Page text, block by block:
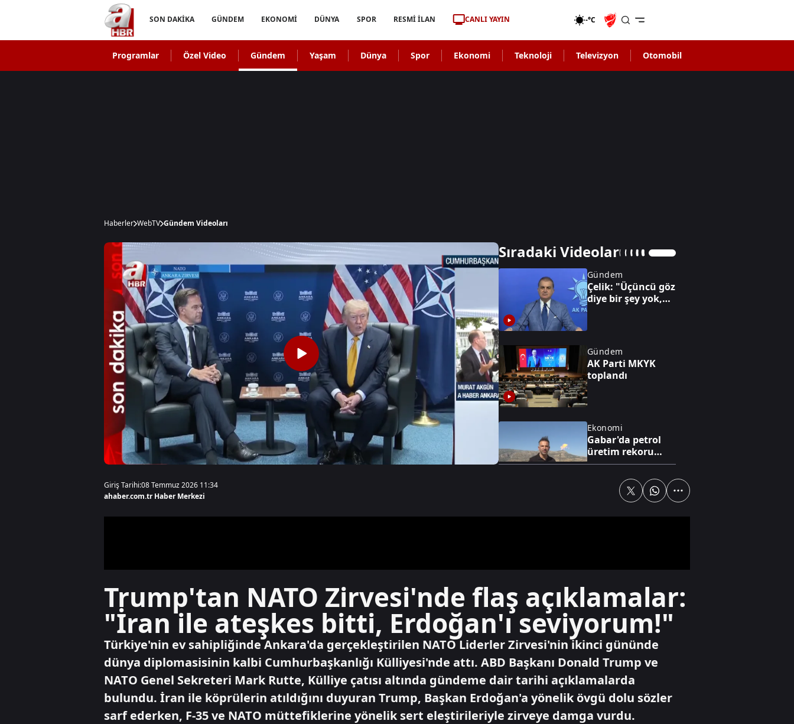
SON DAKİKA GÜNDEM EKONOMİ DÜNYA SPOR RESMİ İLAN CANLI YAYIN -°C
Programlar Özel Video Gündem Yaşam Dünya Spor Ekonomi Teknoloji Televizyon Otomobil
Haberler WebTV Gündem Videoları
Sıradaki Videolar
Gündem
Çelik: "Üçüncü göz
diye bir şey yok,
Gündem
AK Parti MKYK
toplandı
Ekonomi
Gabar'da petrol
üretim rekoru
kırıldı
İsrail mahkemesi
Ateşkes beklentisi
piyasaları
hareketlendirdi
Dünya
Hürmüz
Boğazı'nda 60
günlük geçici
anlaşma
Giriş Tarihi:08 Temmuz 2026 11:34
ahaber.com.tr Haber Merkezi
Trump'tan NATO Zirvesi'nde flaş açıklamalar:
"İran ile ateşkes bitti, Erdoğan'ı seviyorum!"
Türkiye'nin ev sahipliğinde Ankara'da gerçekleştirilen NATO Liderler Zirvesi'nin ikinci gününde
dünya diplomasisinin kalbi Cumhurbaşkanlığı Külliyesi'nde attı. ABD Başkanı Donald Trump ve
NATO Genel Sekreteri Mark Rutte, Külliye çatısı altında gündeme dair tarihi açıklamalarda
bulundu. İran ile köprülerin atıldığını duyuran Trump, Başkan Erdoğan'a yönelik övgü dolu sözler
sarf ederken, F-35 ve NATO müttefiklerine yönelik sert eleştirileriyle zirveye damga vurdu.